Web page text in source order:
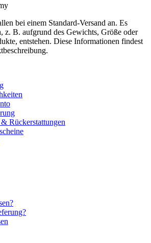
bei einem Standard-Versand an. Es
z. B. aufgrund des Gewichts, Größe oder
entstehen. Diese Informationen findest
Rückerstattungen